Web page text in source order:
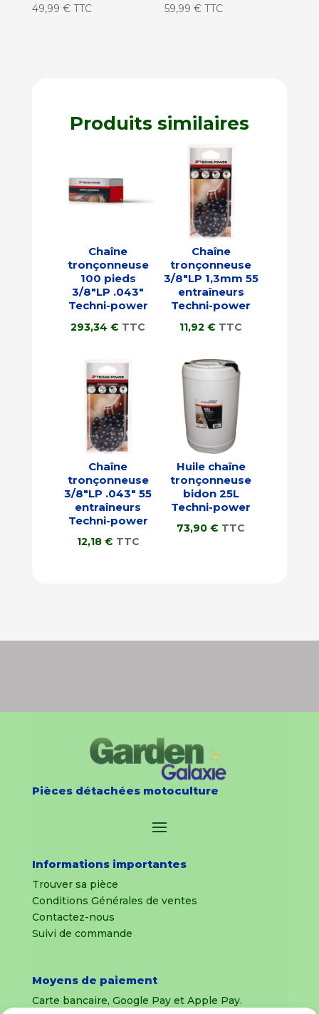
49,99 € TTC 59,99€ TTC
Produits similaires
Chaîne
tronçonneuse
100 pieds
3/8″LP .043″
Techni-power
293,34€ TTC
Chaîne
tronçonneuse
3/8″LP 1,3mm 55
entraîneurs
Techni-power
11,92€ TTC
Chaîne
tronçonneuse
3/8″LP .043″ 55
entraîneurs
Techni-power
12,18 € TTC
Huile chaîne
tronçonneuse
bidon 25L
Techni-power
73,90€ TTC
Pièces détachées motoculture
Informations importantes
Trouver sa pièce
Conditions Générales de ventes
Contactez-nous
Suivi de commande
Moyens de paiement
Carte bancaire, Google Pay et Apple Pay.